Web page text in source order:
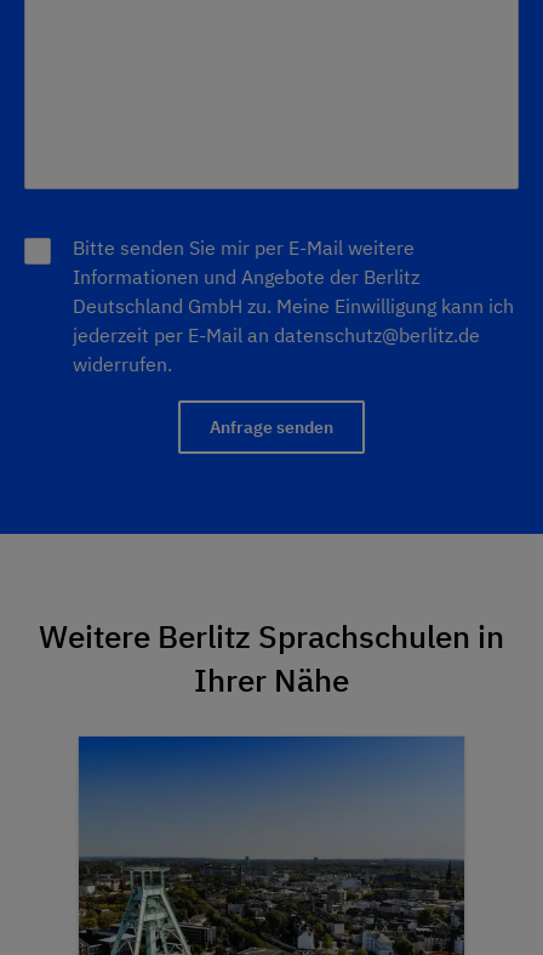
Bitte senden Sie mir per E-Mail weitere
Informationen und Angebote der Berlitz
Deutschland GmbH zu. Meine Einwilligung kann ich
jederzeit per E-Mail an datenschutz@berlitz.de
widerrufen.
Anfrage senden
Weitere Berlitz Sprachschulen in
Ihrer Nähe